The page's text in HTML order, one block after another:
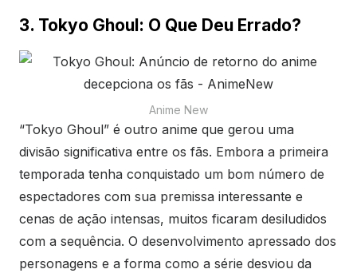
3. Tokyo Ghoul: O Que Deu Errado?
Anime New
“Tokyo Ghoul” é outro anime que gerou uma
divisão significativa entre os fãs. Embora a primeira
temporada tenha conquistado um bom número de
espectadores com sua premissa interessante e
cenas de ação intensas, muitos ficaram desiludidos
com a sequência. O desenvolvimento apressado dos
personagens e a forma como a série desviou da